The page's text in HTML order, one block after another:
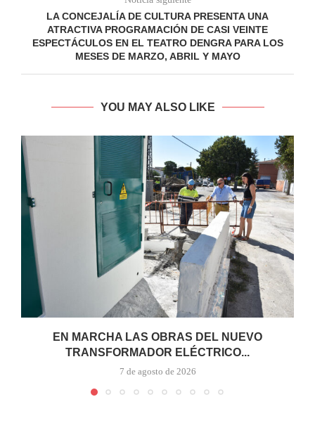
LA CONCEJALÍA DE CULTURA PRESENTA UNA
ATRACTIVA PROGRAMACIÓN DE CASI VEINTE
ESPECTÁCULOS EN EL TEATRO DENGRA PARA LOS
MESES DE MARZO, ABRIL Y MAYO
YOU MAY ALSO LIKE
EN MARCHA LAS OBRAS DEL NUEVO
TRANSFORMADOR ELÉCTRICO...
7 de agosto de 2026